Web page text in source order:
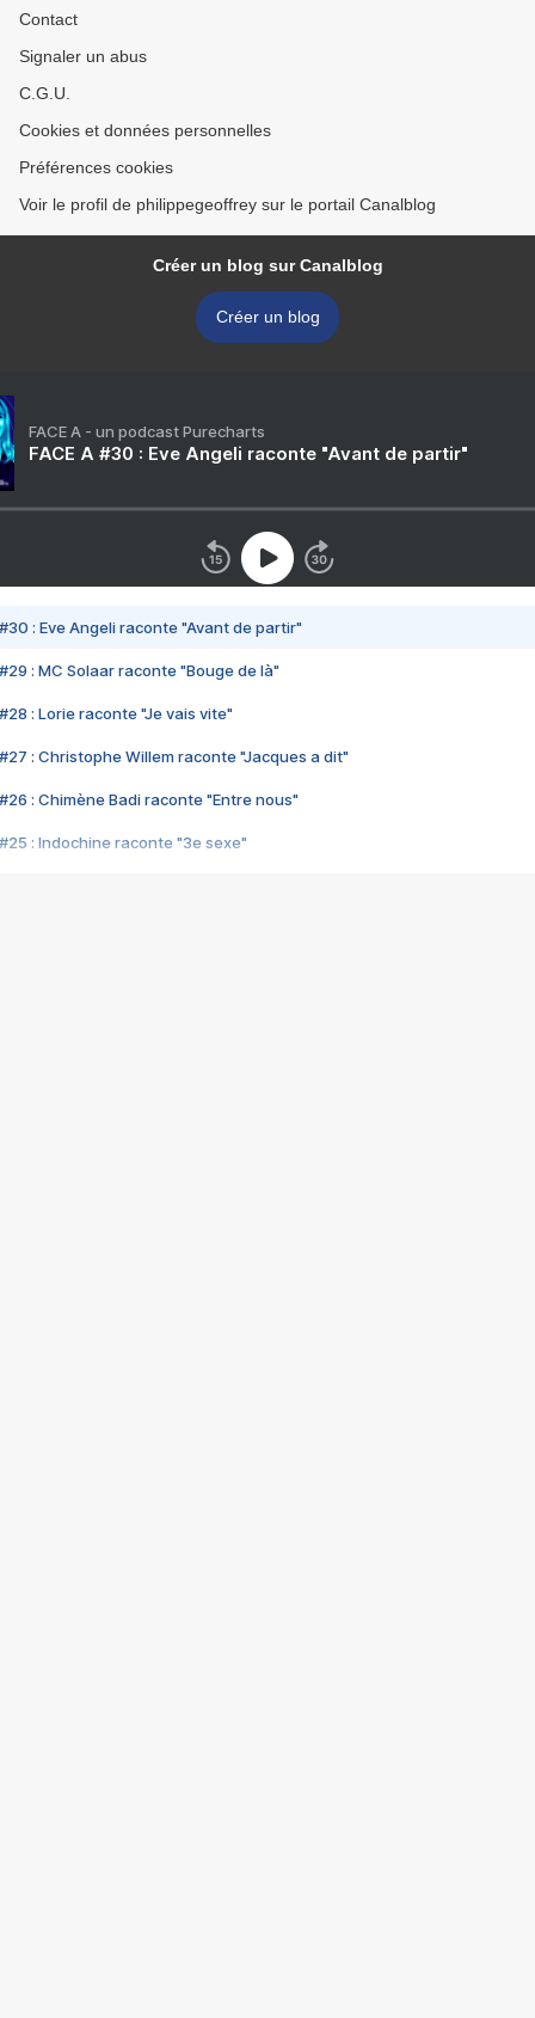
Contact
Signaler un abus
C.G.U.
Cookies et données personnelles
Préférences cookies
Voir le profil de philippegeoffrey sur le portail Canalblog
Créer un blog sur Canalblog
Créer un blog
FACE A - un podcast Purecharts
FACE A #30 : Eve Angeli raconte "Avant de partir"
#30 : Eve Angeli raconte "Avant de partir"
#29 : MC Solaar raconte "Bouge de là"
#28 : Lorie raconte "Je vais vite"
#27 : Christophe Willem raconte "Jacques a dit"
#26 : Chimène Badi raconte "Entre nous"
#25 : Indochine raconte "3e sexe"